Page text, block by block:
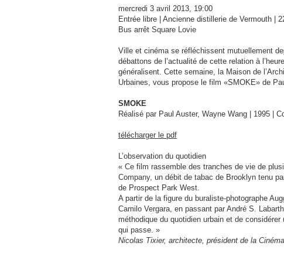
mercredi 3 avril 2013, 19:00
Entrée libre | Ancienne distillerie de Vermouth |
Bus arrêt Square Lovie
Ville et cinéma se réfléchissent mutuellement
débattons de l’actualité de cette relation à
généralisent. Cette semaine, la Maison de
Urbaines, vous propose le film «SMOKE» de
SMOKE
Réalisé par Paul Auster, Wayne Wang | 1995 |
télécharger le pdf
L’observation du quotidien
« Ce film rassemble des tranches de vie de
Company, un débit de tabac de Brooklyn tenu
de Prospect Park West.
A partir de la figure du buraliste-photographe
Camilo Vergara, en passant par André S.
méthodique du quotidien urbain et de
qui passe. »
Nicolas Tixier, architecte, président de la